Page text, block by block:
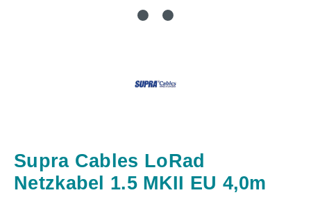
Supra Cables LoRad
Netzkabel 1.5 MKII EU 4,0m